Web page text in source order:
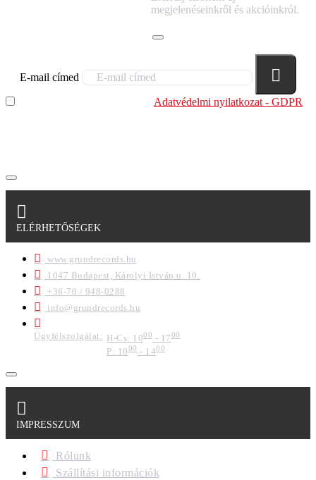
megjelenéseinkről és akcióinkról.
E-mail címed
Adatvédelmi nyilatkozat - GDPR
ELÉRHETŐSÉGEK
www.grundrecords.hu
1047 Budapest, Károlyi István u. 10.
+36-70 / 948-0288
info@grundrecords.hu
Ügyfélszolgálat: H-Cs: 1000 - 1700
P: 1000- 1400
IMPRESSZUM
Rólunk
Szállítási információk